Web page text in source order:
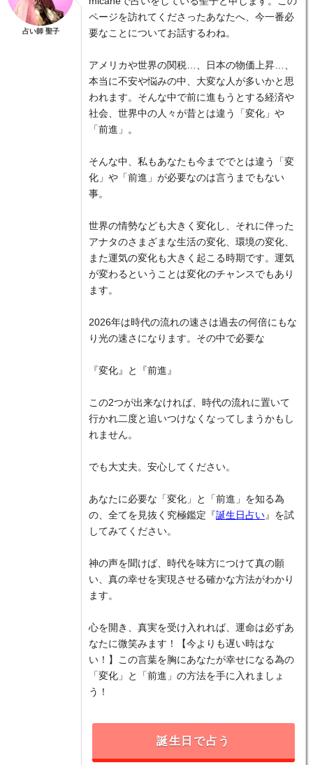
占い師 聖子
ページを訪れてくださったあなたへ、今一番必
要なことについてお話するわね。
アメリカや世界の関税…、日本の物価上昇…、
本当に不安や悩みの中、大変な人が多いかと思
われます。そんな中で前に進もうとする経済や
社会、世界中の人々が昔とは違う「変化」や
「前進」。
そんな中、私もあなたも今まででとは違う「変
化」や「前進」が必要なのは言うまでもない
事。
世界の情勢なども大きく変化し、それに伴った
アナタのさまざまな生活の変化、環境の変化、
また運気の変化も大きく起こる時期です。運気
が変わるということは変化のチャンスでもあり
ます。
2026年は時代の流れの速さは過去の何倍にもな
り光の速さになります。その中で必要な
『変化』と『前進』
この2つが出来なければ、時代の流れに置いて
行かれ二度と追いつけなくなってしまうかもし
れません。
でも大丈夫。安心してください。
あなたに必要な「変化」と「前進」を知る為
の、全てを見抜く究極鑑定『誕生日占い 』を試
してみてください。
神の声を聞けば、時代を味方につけて真の願
い、真の幸せを実現させる確かな方法がわかり
ます。
心を開き、真実を受け入れれば、運命は必ずあ
なたに微笑みます！【今よりも遅い時はな
い！】この言葉を胸にあなたが幸せになる為の
「変化」と「前進」の方法を手に入れましょ
う！
誕生日で占う